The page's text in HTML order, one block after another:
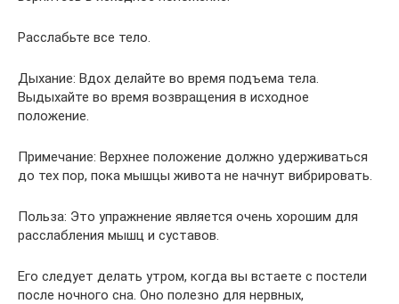
Расслабьте все тело.
Дыхание: Вдох делайте во время подъема тела.
Выдыхайте во время возвращения в исходное
положение.
Примечание: Верхнее положение должно удерживаться
до тех пор, пока мышцы живота не начнут вибрировать.
Польза: Это упражнение является очень хорошим для
расслабления мышц и суставов.
Его следует делать утром, когда вы встаете с постели
после ночного сна. Оно полезно для нервных,